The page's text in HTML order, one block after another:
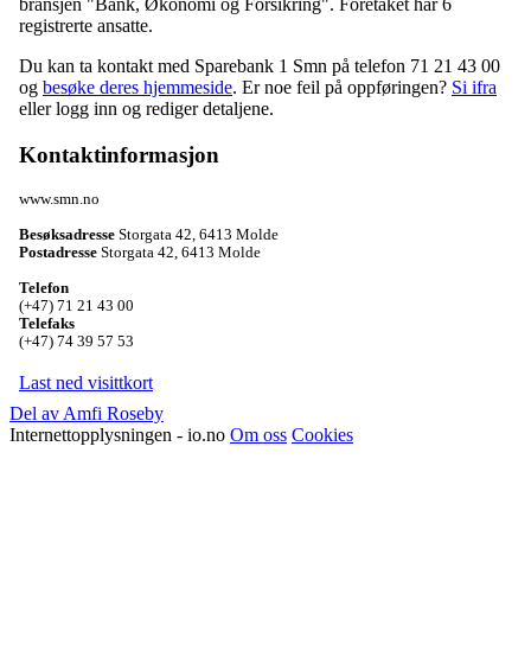
bransjen "Bank, Økonomi og Forsikring". Foretaket har 6
registrerte ansatte.
Du kan ta kontakt med Sparebank 1 Smn på telefon 71 21 43 00
og besøke deres hjemmeside. Er noe feil på oppføringen? Si ifra
eller logg inn og rediger detaljene.
Kontaktinformasjon
www.smn.no
Besøksadresse Storgata 42 6413 Molde
Postadresse Storgata 42 6413 Molde
Telefon
(+47) 71 21 43 00
Telefaks
(+47) 74 39 57 53
Last ned visittkort
Del av Amfi Roseby
Internettopplysningen - io.no Om oss Cookies